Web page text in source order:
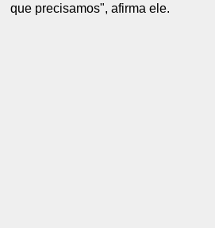
que precisamos", afirma ele.